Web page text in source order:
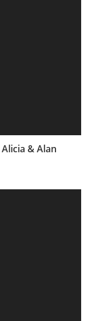
& Alan